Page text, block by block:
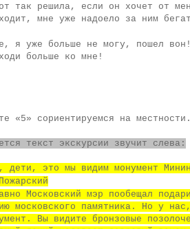
так решила, если он хочет от
мне уже надоело за ним
я уже больше не могу, пошел
больше ко мне!
«5» сориентируемся на
текст экскурсии звучит слева:
дети, это мы видим монумент
Московский мэр пообещал
московского памятника. Но у
Вы видите бронзовые